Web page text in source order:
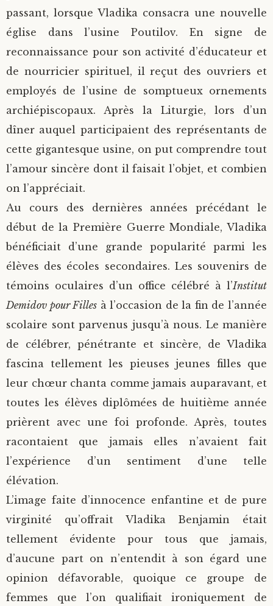
passant, lorsque Vladika consacra une nouvelle
église dans l’usine Poutilov. En signe de
reconnaissance pour son activité d’éducateur et
de nourricier spirituel, il reçut des ouvriers et
employés de l’usine de somptueux ornements
archiépiscopaux. Après la Liturgie, lors d’un
dîner auquel participaient des représentants de
cette gigantesque usine, on put comprendre tout
l’amour sincère dont il faisait l’objet, et combien
on l’appréciait.
Au cours des dernières années précédant le
début de la Première Guerre Mondiale, Vladika
bénéficiait d’une grande popularité parmi les
élèves des écoles secondaires. Les souvenirs de
témoins oculaires d’un office célébré à l’Institut
Demidov pour Filles à l’occasion de la fin de l’année
scolaire sont parvenus jusqu’à nous. Le manière
de célébrer, pénétrante et sincère, de Vladika
fascina tellement les pieuses jeunes filles que
leur chœur chanta comme jamais auparavant, et
toutes les élèves diplômées de huitième année
prièrent avec une foi profonde. Après, toutes
racontaient que jamais elles n’avaient fait
l’expérience d’un sentiment d’une telle
élévation.
L’image faite d’innocence enfantine et de pure
virginité qu’offrait Vladika Benjamin était
tellement évidente pour tous que jamais,
d’aucune part on n’entendit à son égard une
opinion défavorable, quoique ce groupe de
femmes que l’on qualifiait ironiquement de